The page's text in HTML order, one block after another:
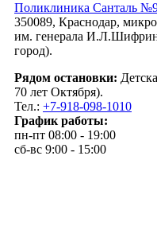
Поликлиника Санталь
350089, Краснодар,
им. генерала
город).
Рядом остановки:
70 лет Октября).
Тел.: +7-918-098-1010
График работы:
пн-пт 08:00 - 19:00
сб-вс 9:00 - 15:00